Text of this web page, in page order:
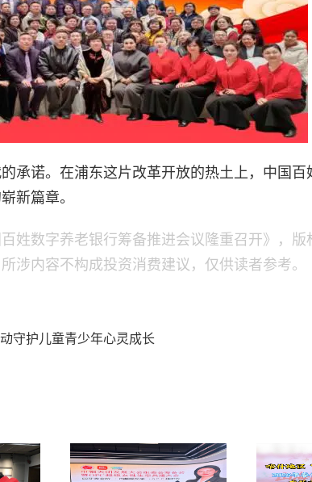
承诺。在浦东这片改革开放的热土上，中国百
新篇章。
姓数字养老银行筹备推进会议隆重召开》，版
涉内容不构成投资消费建议，仅供读者参考。
守护儿童青少年心灵成长